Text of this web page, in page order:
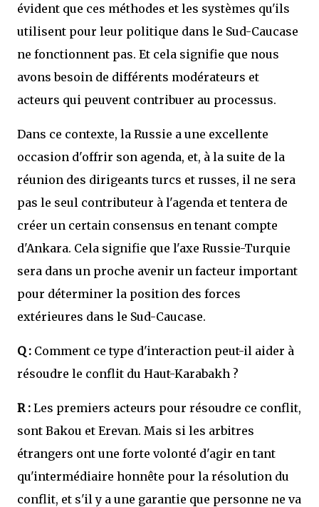
évident que ces méthodes et les systèmes qu'ils
utilisent pour leur politique dans le Sud-Caucase
ne fonctionnent pas. Et cela signifie que nous
avons besoin de différents modérateurs et
acteurs qui peuvent contribuer au processus.
Dans ce contexte, la Russie a une excellente
occasion d'offrir son agenda, et, à la suite de la
réunion des dirigeants turcs et russes, il ne sera
pas le seul contributeur à l'agenda et tentera de
créer un certain consensus en tenant compte
d'Ankara. Cela signifie que l'axe Russie-Turquie
sera dans un proche avenir un facteur important
pour déterminer la position des forces
extérieures dans le Sud-Caucase.
Q : Comment ce type d'interaction peut-il aider à
résoudre le conflit du Haut-Karabakh ?
R : Les premiers acteurs pour résoudre ce conflit,
sont Bakou et Erevan. Mais si les arbitres
étrangers ont une forte volonté d'agir en tant
qu'intermédiaire honnête pour la résolution du
conflit, et s'il y a une garantie que personne ne va